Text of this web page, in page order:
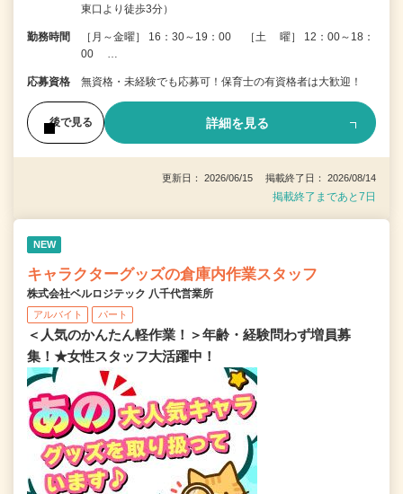
東口より徒歩3分）
勤務時間
［月～金曜］ 16：30～19：00 ［土 曜］ 12：00～18：
00 …
応募資格 無資格・未経験でも応募可！保育士の有資格者は大歓迎！
後で見る 詳細を見る
更新日： 2026/06/15 掲載終了日： 2026/08/14
掲載終了まであと7日
NEW
キャラクターグッズの倉庫内作業スタッフ
株式会社ベルロジテック 八千代営業所
アルバイト パート
＜人気のかんたん軽作業！＞年齢・経験問わず増員募
集！★女性スタッフ大活躍中！